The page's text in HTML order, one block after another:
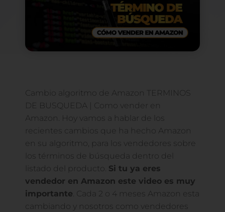
Cambio algoritmo de Amazon TERMINOS
DE BUSQUEDA | Como vender en
Amazon. Hoy vamos a hablar de los
recientes cambios que ha hecho Amazon
en su algoritmo, para los vendedores sobre
los términos de búsqueda dentro del
listado del producto. Si tu ya eres
vendedor en Amazon este video es muy
importante. Cada 2 o 4 meses Amazon esta
cambiando y nosotros como vendedores